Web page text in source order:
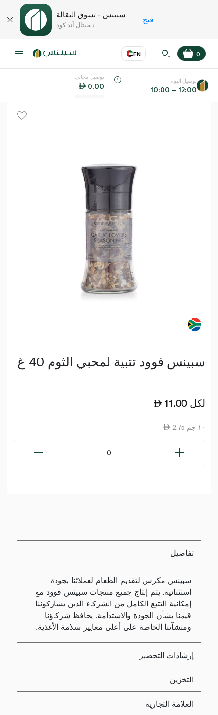
سبينس - تسوق البقالة
ديجيتال آند كود
فتح
EN
اللغة عر
0
توصيل مجاني
0.00
توصيل اليوم
10:00 – 12:00
سبينس فوود تتبية لمحبي الثوم 40 غ
11.00 لكل
2.75 ١٠ جم
0
تفاصيل
سبينس مكرس لتقديم الطعام لعملائنا بجودة
استثنائية. يتم إنتاج جميع منتجات سبينس فوود مع
إمكانية التتبع الكامل من الشركاء الذين يشاركوننا
قيمنا بشأن الجودة والاستدامة. يحافظ شركاؤنا
ومنشآتنا الخاصة على أعلى معايير سلامة الأغذية.
إرشادات التحضير
التخزين
العلامة التجارية